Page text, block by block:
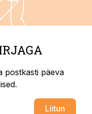
postkasti päeva
Liitun